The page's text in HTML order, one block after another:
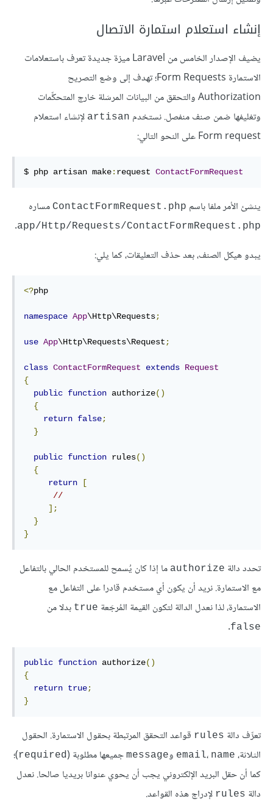
إنشاء استعلام استمارة الاتصال
يضيف الإصدار الخامس من Laravel ميزة جديدة تعرف باستعلامات
الاستمارة Form Requests؛ تهدف إلى وضع التصريح
Authorization والتحقق من البيانات المرسَلة خارج المتحكِّمات
وتغليفها ضمن صنف منفصل. نستخدم artisan لإنشاء استعلام
Form request على النحو التالي:
$ php artisan make: request ContactFormRequest
ينشئ الأمر ملفا باسم ContactFormRequest.php مساره
app/Http/Requests/ContactFormRequest.php
.
يبدو هيكل الصنف، بعد حذف التعليقات، كما يلي:
<?php
namespace App\Http\Requests;
use App\Http\Requests\Request ;
class ContactFormRequest extends Request
{
public function authorize()
{
return false;
}
public function rules()
{
return
[
//
];
}
}
تحدد دالة authorize ما إذا كان يُسمح للمستخدم الحالي بالتفاعل
مع الاستمارة. نريد أن يكون أي مستخدم قادرا على التفاعل مع
الاستمارة، لذا نعدل الدالة لتكون القيمة المُرجَعة true بدلا من
false
.
public function authorize()
{
return true;
}
تعرِّف دالة rules قواعد التحقق المرتبطة بحقول الاستمارة. الحقول
الثلاثة،
email، name وmessage جميعها مطلوبة (required)؛
كما أن حقل البريد الإلكتروني يجب أن يحوي عنوانا بريديا صالحا. نعدل
دالة rules لإدراج هذه القواعد.